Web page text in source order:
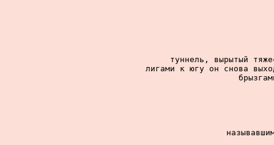
туннель, вырытый
лигами к югу он снова